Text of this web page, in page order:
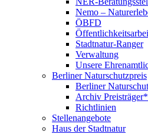
Nemo –
ÖBFD
Stadtnatur-Ranger
Verwaltung
Unsere
Berliner Naturschutzpreis
Berliner
Archiv
Richtlinien
Stellenangebote
Haus der Stadtnatur